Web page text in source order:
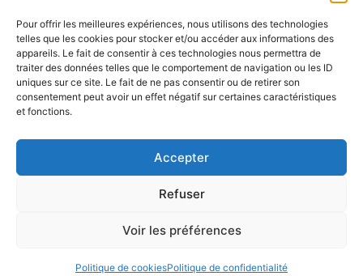
Pour offrir les meilleures expériences, nous utilisons des technologies
telles que les cookies pour stocker et/ou accéder aux informations des
appareils. Le fait de consentir à ces technologies nous permettra de
traiter des données telles que le comportement de navigation ou les ID
uniques sur ce site. Le fait de ne pas consentir ou de retirer son
consentement peut avoir un effet négatif sur certaines caractéristiques
et fonctions.
Accepter
Refuser
Voir les préférences
Politique de cookiesPolitique de confidentialité
Contact
Équipe
Mentions
légales
« Les
Passerelles »
24 Avenue
Joannès
Masset
CS51001
cedex 09
+33 4 72 19
secretariat@choralies.org
Rejoignez-
nous